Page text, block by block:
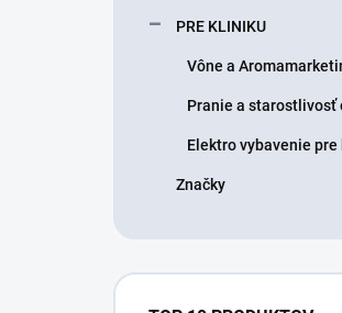
PRE KLINIKU
Vône a
Pranie a starostlivosť
Elektro vybavenie
Značky